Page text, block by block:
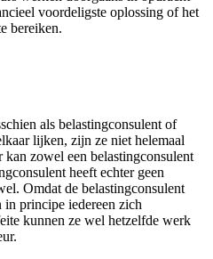
voordeligste oplossing of het
bereiken.
als belastingconsulent of
lijken, zijn ze niet helemaal
zowel een belastingconsulent
heeft echter geen
Omdat de belastingconsulent
in principe iedereen zich
kunnen ze wel hetzelfde werk